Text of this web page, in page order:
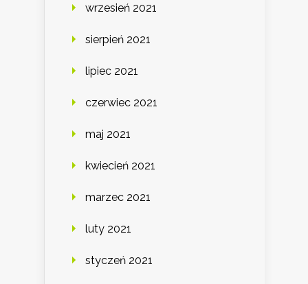
wrzesień 2021
sierpień 2021
lipiec 2021
czerwiec 2021
maj 2021
kwiecień 2021
marzec 2021
luty 2021
styczeń 2021